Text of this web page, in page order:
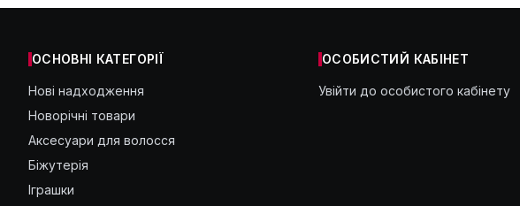
ОСНОВНІ КАТЕГОРІЇ
Нові надходження
Новорічні товари
Аксесуари для волосся
Біжутерія
Іграшки
ОСОБИСТИЙ КАБІНЕТ
Увійти до особистого кабінету